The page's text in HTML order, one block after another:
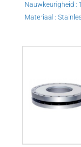
Nauwkeurigheid :
Materiaal :